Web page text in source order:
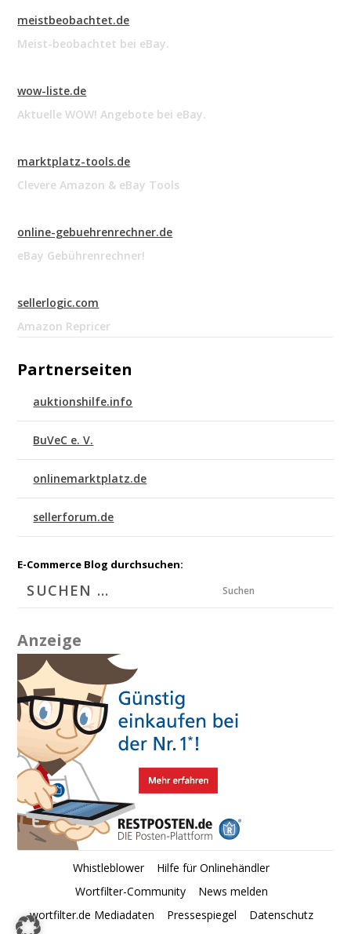
meistbeobachtet.de
Meist-beobachtet bei eBay.
wow-liste.de
Aktuelle WOW! Angebote bei eBay.
marktplatz-tools.de
Clevere Amazon & eBay Tools
online-gebuehrenrechner.de
eBay Gebührenrechner!
sellerlogic.com
Amazon Repricer
Partnerseiten
auktionshilfe.info
BuVeC e. V.
onlinemarktplatz.de
sellerforum.de
E-Commerce Blog durchsuchen:
Suchen
Anzeige
Whistleblower
Hilfe für Onlinehändler
Wortfilter-Community
News melden
wortfilter.de Mediadaten
Pressespiegel
Datenschutz